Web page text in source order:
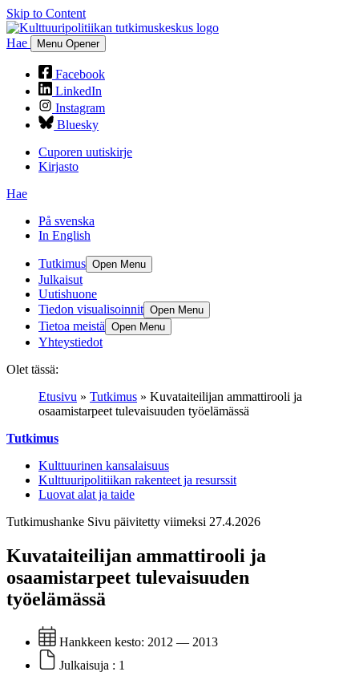
Skip to Content
Hae Menu Opener
Facebook
LinkedIn
Instagram
Bluesky
Cuporen uutiskirje
Kirjasto
Hae
På svenska
In English
Tutkimus Open Menu
Julkaisut
Uutishuone
Tiedon visualisoinnit Open Menu
Tietoa meistä Open Menu
Yhteystiedot
Olet tässä:
Etusivu » Tutkimus » Kuvataiteilijan ammattirooli ja
osaamistarpeet tulevaisuuden työelämässä
Tutkimus
Kulttuurinen kansalaisuus
Kulttuuripolitiikan rakenteet ja resurssit
Luovat alat ja taide
Tutkimushanke Sivu päivitetty viimeksi 27.4.2026
Kuvataiteilijan ammattirooli ja
osaamistarpeet tulevaisuuden
työelämässä
Hankkeen kesto: 2012 — 2013
Julkaisuja : 1